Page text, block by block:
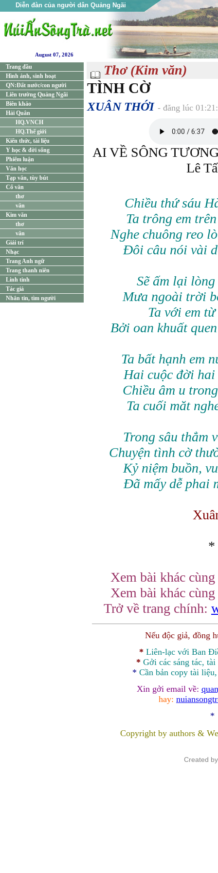
Diễn đàn của người dân Quảng Ngãi
August 07, 2026
Trang đầu
Hình ảnh, sinh hoạt
QN:Đất nước/con người
Liên trường Quảng Ngãi
Biên khảo
Hải Quân
HQ.VNCH
HQ.Thế giới
Kiến thức, tài liệu
Y học & đời sống
Phiếm luận
Văn học
Tạp văn, tùy bút
Cổ văn
thơ
văn
Kim văn
thơ
văn
Giải trí
Nhạc
Trang Anh ngữ
Trang thanh niên
Linh tinh
Tác giả
Nhắn tin, tìm người
Thơ (Kim văn)
TÌNH CỜ
XUÂN THỚI - đăng lúc
AI VỀ SÔNG
Lê
Chiều thứ sáu
Ta trông em
Nghe chuông reo
Đôi câu nói vài
Sẽ ấm lại
Mưa ngoài trời
Ta với em
Bởi oan khuất
Ta bất hạnh em
Hai cuộc đời hai
Chiều âm u
Ta cuối măt
Trong sâu thẳm
Chuyện tình cờ
Kỷ niệm buồn,
Đã mấy dễ phai
*
Xem bài khác
Xem bài khác
Trở về trang chính:
Nếu độc giả, đồng
* Liên-lạc với Ban
* Gởi các sáng tác,
* Cần bản copy tài
Xin gởi email về:
hay:
*
Copyright by authors &
Created